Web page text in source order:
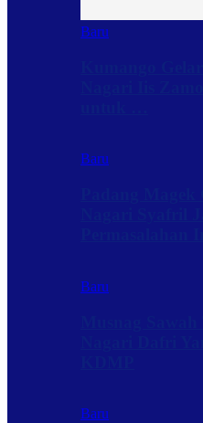
Baru
Baru
Baru
Baru